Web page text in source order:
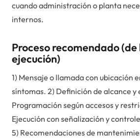
cuando administración o planta
internos.
Proceso recomendado
ejecución)
1) Mensaje o llamada con ubicación
síntomas. 2) Definición de alcance y
Programación según accesos y
Ejecución con señalización y
5) Recomendaciones de